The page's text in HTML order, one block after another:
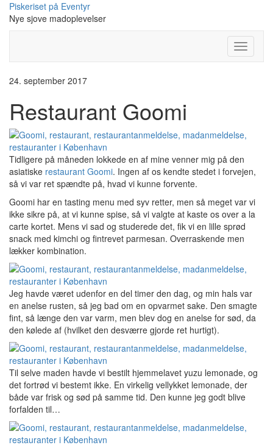
Skip
content
Piskeriset på Eventyr
Nye sjove madoplevelser
Toggle
24. september 2017
Restaurant Goomi
Tidligere på måneden lokkede en af mine venner mig på den
asiatiske restaurant Goomi. Ingen af os kendte stedet i forvejen,
så vi var ret spændte på, hvad vi kunne forvente.
Goomi har en tasting menu med syv retter, men så meget var vi
ikke sikre på, at vi kunne spise, så vi valgte at kaste os over a la
carte kortet. Mens vi sad og studerede det, fik vi en lille sprød
snack med kimchi og fintrevet parmesan. Overraskende men
lækker kombination.
Jeg havde været udenfor en del timer den dag, og min hals var
en anelse rusten, så jeg bad om en opvarmet sake. Den smagte
fint, så længe den var varm, men blev dog en anelse for sød, da
den kølede af (hvilket den desværre gjorde ret hurtigt).
Til selve maden havde vi bestilt hjemmelavet yuzu lemonade, og
det fortrød vi bestemt ikke. En virkelig vellykket lemonade, der
både var frisk og sød på samme tid. Den kunne jeg godt blive
forfalden til…